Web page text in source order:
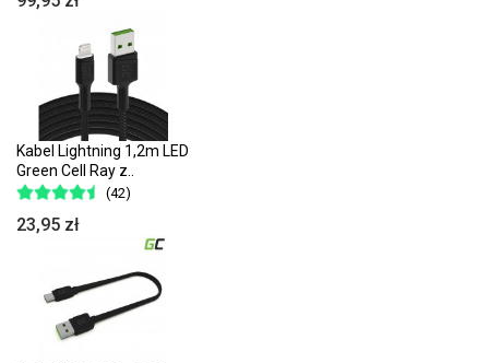
Kabel Lightning 1,2m LED
Green Cell Ray z..
(42)
23,95 zł